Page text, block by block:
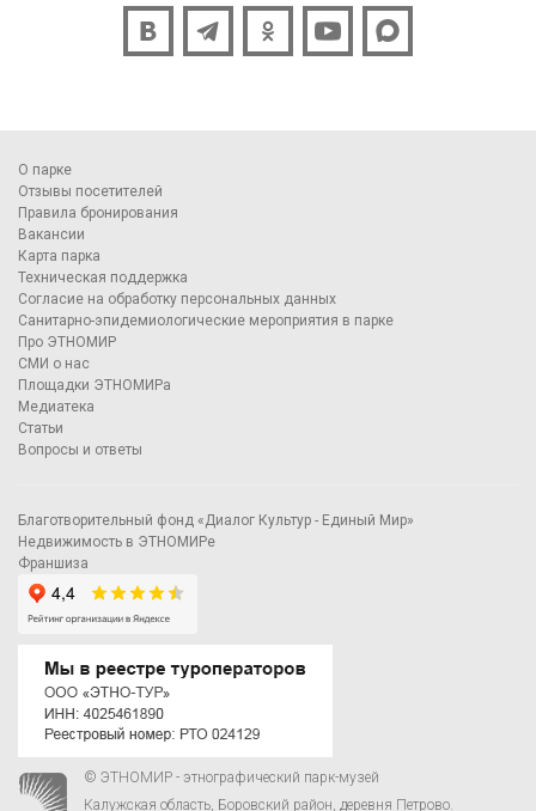
О парке
Отзывы посетителей
Правила бронирования
Вакансии
Карта парка
Техническая поддержка
Согласие на обработку персональных данных
Санитарно-эпидемиологические мероприятия в парке
Про ЭТНОМИР
СМИ о нас
Площадки ЭТНОМИРа
Медиатека
Статьи
Вопросы и ответы
Благотворительный фонд «Диалог Культур - Единый Мир»
Недвижимость в ЭТНОМИРе
Франшиза
© ЭТНОМИР - этнографический парк-музей
Калужская область, Боровский район, деревня Петрово.